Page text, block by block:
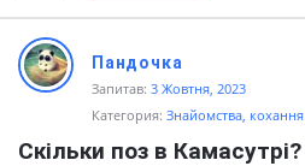
Пізнай.com
Latest
Questions
Пандочка
Запитав: 3 Жовтня, 2023
Категория: Знайомства, кохання
Скільки поз в Камасутрі?